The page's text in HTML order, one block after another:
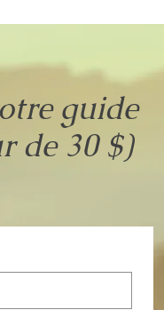
guide
de 30 $)